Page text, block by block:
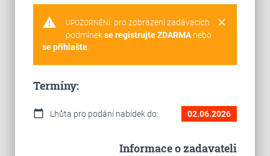
warning clear
UPOZORNĚNÍ: pro zobrazení zadávacích
podmínekse registrujte ZDARMAnebo
se přihlašte.
Termíny:
calendar_today Lhůta pro podání nabídek do: 02.06.2026
Informace o zadavateli